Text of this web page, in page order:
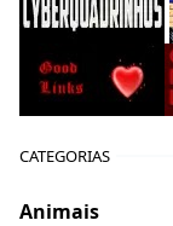
CATEGORIAS
Animais